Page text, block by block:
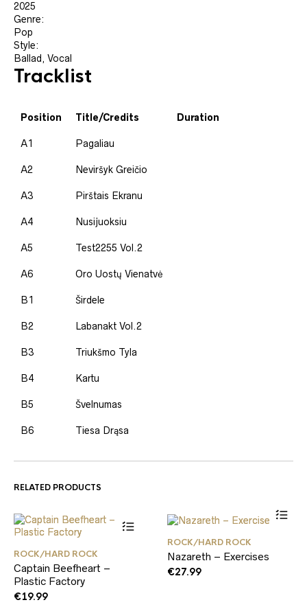
2025
Genre:
Pop
Style:
Ballad, Vocal
Tracklist
Position Title/Credits Duration
A1 Pagaliau
A2 Neviršyk Greičio
A3 Pirštais Ekranu
A4 Nusijuoksiu
A5 Test2255 Vol.2
A6 Oro Uostų Vienatvė
B1 Širdele
B2 Labanakt Vol.2
B3 Triukšmo Tyla
B4 Kartu
B5 Švelnumas
B6 Tiesa Drąsa
RELATED PRODUCTS
ROCK/HARD ROCK
Captain Beefheart –
Plastic Factory
€19.99
ROCK/HARD ROCK
Nazareth – Exercises
€27.99